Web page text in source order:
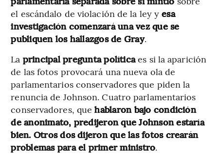
el escándalo de violación de la ley yesa
investigación comenzará una vez que se
publiquen los hallazgos de Gray.
La principal pregunta políticaes si la aparición
de las fotos provocará una nueva ola de
parlamentarios conservadores que piden la
renuncia de Johnson. Cuatro parlamentarios
conservadores, que hablaron bajo condición
de anonimato, predijeron que Johnson estaría
bien. Otros dos dijeron que las fotos crearán
problemas para el primer ministro.